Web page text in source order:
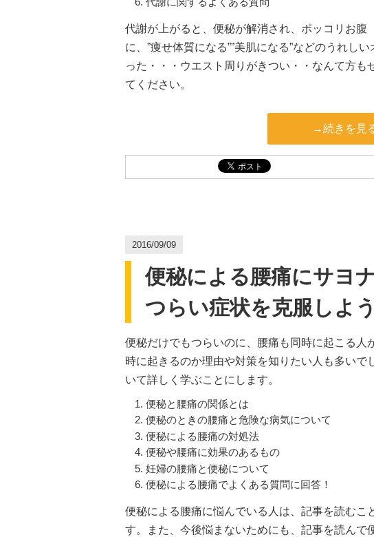
代謝が上がると、便秘が解消され、ポッコリお腹
に、”痩せ体質になる””美肌になる”などのうれし
った・・・ウエスト周りがきつい・・なんて方も
てください。
→続きを見
2016/09/09
便秘による腰痛にサヨ
つらい症状を克服しよう
便秘だけでもつらいのに、腰痛も同時に起こる人
時に起きるのか理由や対策を知りたい人も多いで
いて詳しく学ぶことにします。
便秘と腰痛の関係とは
便秘のときの腰痛と危険な病気について
便秘による腰痛の対処法
便秘や腰痛に効果のあるもの
妊婦の腰痛と便秘について
便秘による腰痛でよくある質問に回答！
便秘による腰痛に悩んでいる人は、記事を読むこ
す。また、今後悩まないためにも、記事を読んで